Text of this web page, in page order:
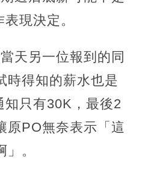
現決定。
天另一位報到的同
時得知的薪水也是
知只有30K，最後2
原PO無奈表示「這
。